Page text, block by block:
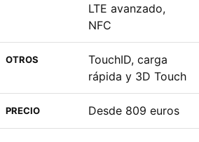
LTE avanzado,
NFC
OTROS
TouchID, carga
rápida y 3D Touch
PRECIO Desde 809 euros